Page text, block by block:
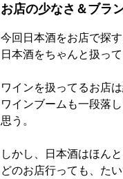
お店の少なさ＆ブラ
今回日本酒をお店で探
日本酒をちゃんと扱っ
ワインを扱ってるお店
ワインブームも一段落
思う。
しかし、日本酒はほん
どのお店行っても、た